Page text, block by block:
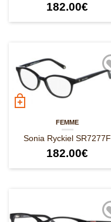
182.00€
FEMME
Sonia Ryckiel SR7277F
182.00€